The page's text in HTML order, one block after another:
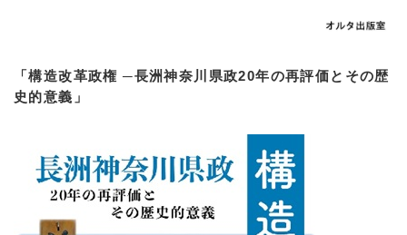
「構造改革政権 ─長洲神奈川県政20年の再評価とその歴
史的意義」